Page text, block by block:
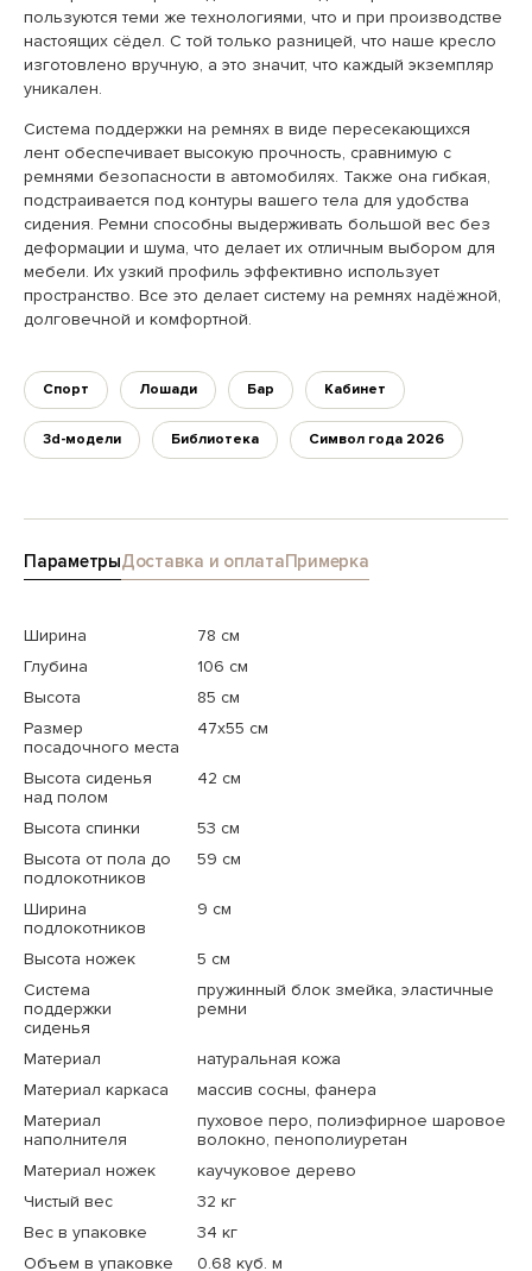
пользуются теми же технологиями, что и при производстве
настоящих сёдел. С той только разницей, что наше кресло
изготовлено вручную, а это значит, что каждый экземпляр
уникален.
Система поддержки на ремнях в виде пересекающихся
лент обеспечивает высокую прочность, сравнимую с
ремнями безопасности в автомобилях. Также она гибкая,
подстраивается под контуры вашего тела для удобства
сидения. Ремни способны выдерживать большой вес без
деформации и шума, что делает их отличным выбором для
мебели. Их узкий профиль эффективно использует
пространство. Все это делает систему на ремнях надёжной,
долговечной и комфортной.
Спорт Лошади Бар Кабинет
3d-модели Библиотека Символ года 2026
ПараметрыДоставка и оплатаПримерка
Ширина
78 см
Глубина
106 см
Высота
85 см
Размер
посадочного места
47x55 см
Высота сиденья
над полом
42 см
Высота спинки
53 см
Высота от пола до
подлокотников
59 см
Ширина
подлокотников
9 см
Высота ножек
5 см
Система
поддержки
сиденья
пружинный блок змейка, эластичные
ремни
Материал
натуральная кожа
Материал каркаса
массив сосны, фанера
Материал
наполнителя
пуховое перо, полиэфирное шаровое
волокно, пенополиуретан
Материал ножек
каучуковое дерево
Чистый вес
32 кг
Вес в упаковке
34 кг
Объем в упаковке
0.68 куб. м